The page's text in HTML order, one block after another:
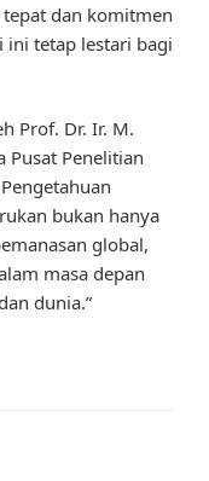
dan komitmen
ini tetap lestari bagi
Prof. Dr. Ir. M.
Pusat Penelitian
bukan hanya
global,
masa depan
dunia.”